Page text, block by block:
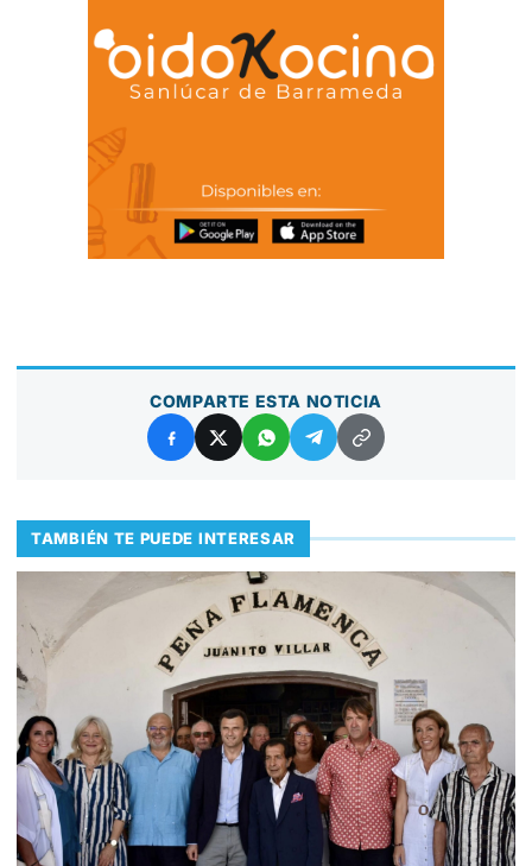
COMPARTE ESTA NOTICIA
TAMBIÉN TE PUEDE INTERESAR